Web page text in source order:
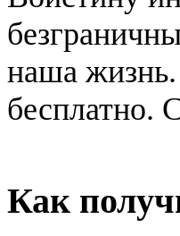
наша жизнь.
бесплатно.
Как